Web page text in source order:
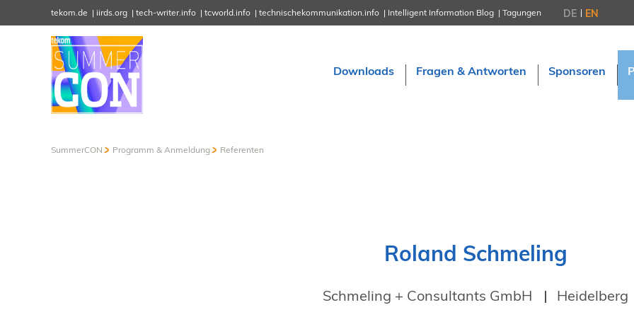
tekom.de iirds.org tech-writer.info tcworld.info technischekommunikation.info Intelligent Information Blog
Tagungen
Information Energy
21.-23. April 2027 Online
10.-12. November, 2026 in
DE EN
Downloads Fragen & Antworten Sponsoren
SummerCON Programm & Anmeldung Referenten
Roland Schmeling
Schmeling + Consultants GmbH Heidelberg